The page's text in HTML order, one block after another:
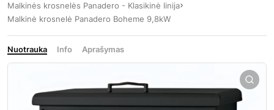
Malkinės krosnelės Panadero - Klasikinė linija
Malkinė krosnelė Panadero Boheme 9,8kW
Nuotrauka Info Aprašymas